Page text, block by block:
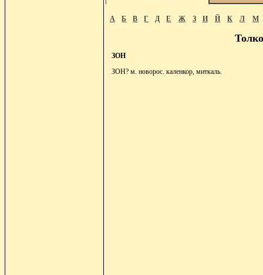
А Б В Г Д Е Ж З И Й К Л М
ЗОН
ЗОН? м. новорос. каленкор, миткаль.